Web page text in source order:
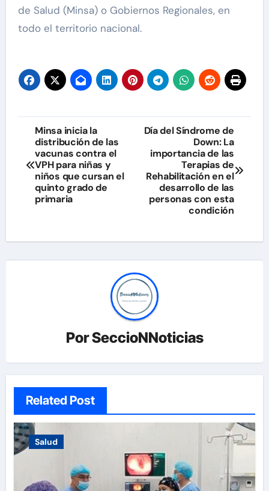
de Salud (Minsa) o Gobiernos Regionales, en
todo el territorio nacional.
Navegación
de
entradas
Minsa inicia la
distribución de las
vacunas contra el
VPH para niñas y
niños que cursan el
quinto grado de
primaria
Día del Síndrome de
Down: La
importancia de las
Terapias de
Rehabilitación en el
desarrollo de las
personas con esta
condición
PorSeccioNNoticias
Related Post
Salud